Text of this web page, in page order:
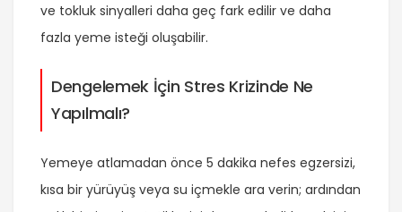
ve tokluk sinyalleri daha geç fark edilir ve daha
fazla yeme isteği oluşabilir.
Dengelemek İçin Stres Krizinde Ne
Yapılmalı?
Yemeye atlamadan önce 5 dakika nefes egzersizi,
kısa bir yürüyüş veya su içmekle ara verin; ardından